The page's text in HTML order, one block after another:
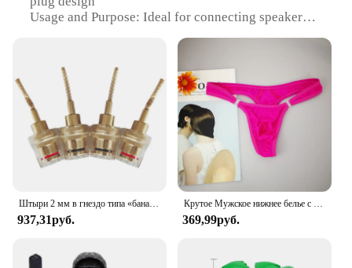
Usage and Purpose: Ideal for connecting speaker
Performance and Property: Superior conductivity
and corrosion resistance
Quantity: Available in sets of 4, 8, or 12
Applicable People: Audio enthusiasts,
professionals, and DIYers
Features:
|Wholesale|
**Enhanced Connectivity and Performance**
The FosPower Banana Plugs are a must-have for
These banana plugs are crafted from high-quality
937,31руб. 369,99руб.